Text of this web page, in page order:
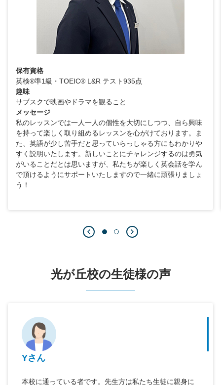
保有資格
英検®準1級・TOEIC® L&R テスト935点
趣味
サブスクで映画やドラマを観ること
メッセージ
私のレッスンでは一人一人の個性を大切にしつつ、自ら興味
を持って楽しく取り組めるレッスンを心がけております。ま
た、英語が少し苦手だと思っていらっしゃる方にもわかりや
すく説明いたします。新しいことにチャレンジするのは勇気
がいることだとは思いますが、私たちが楽しく英会話を学ん
で頂けるようにサポートいたしますので一緒に頑張りましょ
う！
光が丘校の生徒様の声
Yさん
本校に通っている者です。先生方は私たち生徒に親身に